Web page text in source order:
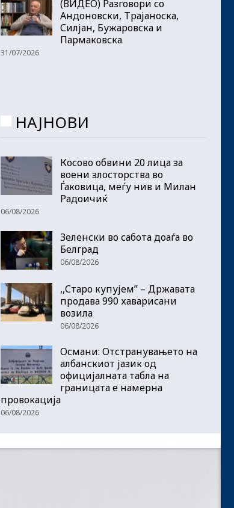
(ВИДЕО) Разговори со
Андоновски, Трајаноска,
Силјан, Бужаровска и
Пармаковска
31/07/2026
НАЈНОВИ
Косово обвини 20 лица за
воени злосторства во
Ѓаковица, меѓу нив и Милан
Радоичиќ
06/08/2026
Зеленски во сабота доаѓа во
Белград
06/08/2026
,,Старо купујем” – Државата
продава 990 хаварисани
возила
06/08/2026
Османи: Отстранувањето на
албанскиот јазик од
официјалната табла на
границата е намерна
провокација
06/08/2026